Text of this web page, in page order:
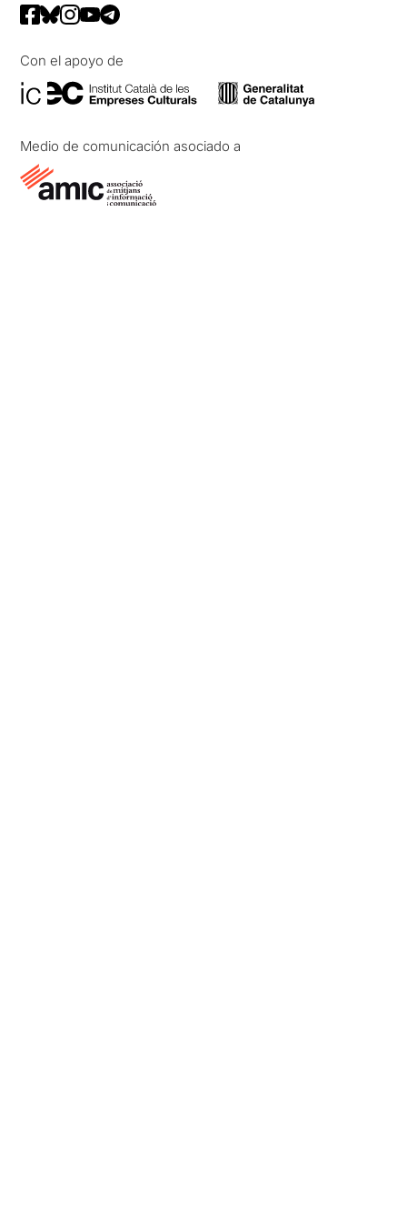
Con el apoyo de
Medio de comunicación asociado a